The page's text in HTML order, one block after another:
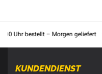
Uhr bestellt – Morgen geliefert
KUNDENDIENST